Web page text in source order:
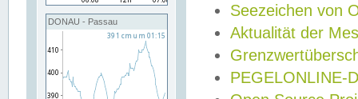
DONAU - Passau
Seezeichen von
Aktualität der
PEGELONLINE-